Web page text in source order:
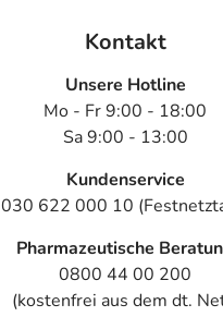
Kontakt
Unsere Hotline
Mo - Fr 9:00 - 18:00
Sa 9:00 - 13:00
Kundenservice
030 622 000 10
Pharmazeutische
0800 44 00 200
(kostenfrei aus dem dt.